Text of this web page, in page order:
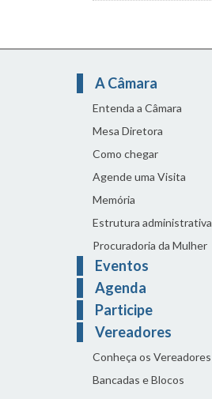
A Câmara
Entenda a Câmara
Mesa Diretora
Como chegar
Agende uma Visita
Memória
Estrutura administrativa
Procuradoria da Mulher
Eventos
Agenda
Participe
Vereadores
Conheça os Vereadores
Bancadas e Blocos